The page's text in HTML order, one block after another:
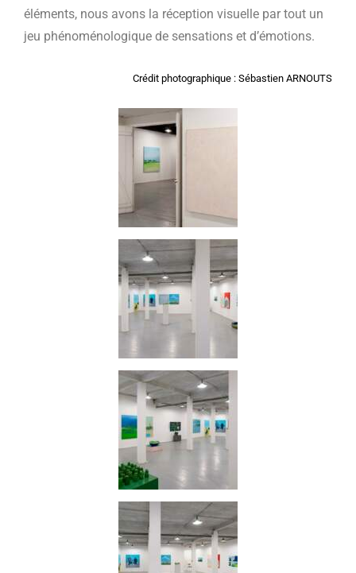
éléments, nous avons la réception visuelle par tout un
jeu phénoménologique de sensations et d’émotions.
Crédit photographique : Sébastien ARNOUTS